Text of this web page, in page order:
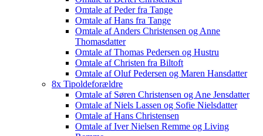
Omtale af Peder fra Tange
Omtale af Hans fra Tange
Omtale af Anders Christensen og Anne
Thomasdatter
Omtale af Thomas Pedersen og Hustru
Omtale af Christen fra Biltoft
Omtale af Oluf Pedersen og Maren Hansdatter
8x Tipoldeforældre
Omtale af Søren Christensen og Ane Jensdatter
Omtale af Niels Lassen og Sofie Nielsdatter
Omtale af Hans Christensen
Omtale af Iver Nielsen Remme og Living